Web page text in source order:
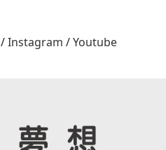
/Instagram /Youtube